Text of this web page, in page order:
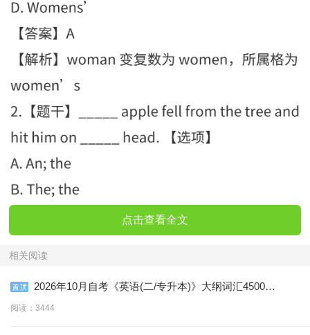
点击查看全文
相关阅读
2026年10月自考《英语(二/专升本)》大纲词汇4500个
(含音标)
阅读：3444